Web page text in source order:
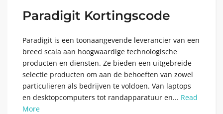
Paradigit Kortingscode
Paradigit is een toonaangevende leverancier van een
breed scala aan hoogwaardige technologische
producten en diensten. Ze bieden een uitgebreide
selectie producten om aan de behoeften van zowel
particulieren als bedrijven te voldoen. Van laptops
en desktopcomputers tot randapparatuur en... Read
More